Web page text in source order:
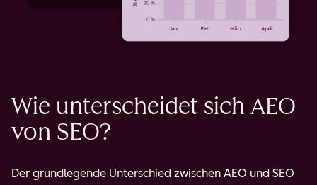
Wie unterscheidet sich AEO
von SEO?
Der grundlegende Unterschied zwischen AEO und SEO